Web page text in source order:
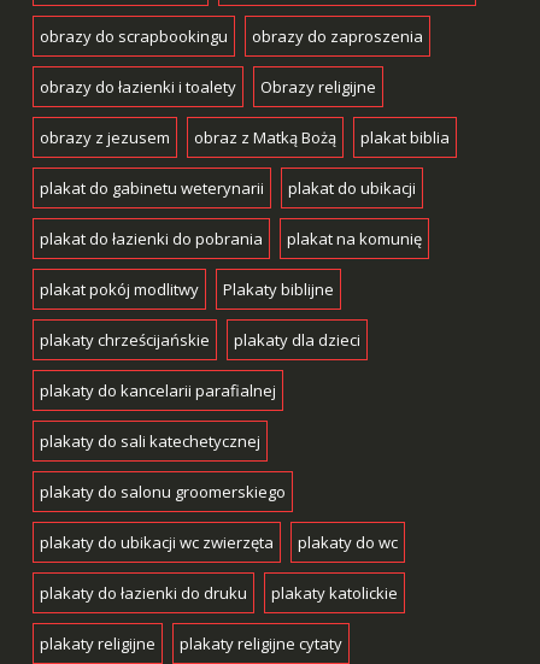
obrazy do scrapbookingu obrazy do zaproszenia
obrazy do łazienki i toalety Obrazy religijne
obrazy z jezusem obraz z Matką Bożą plakat biblia
plakat do gabinetu weterynarii plakat do ubikacji
plakat do łazienki do pobrania plakat na komunię
plakat pokój modlitwy Plakaty biblijne
plakaty chrześcijańskie plakaty dla dzieci
plakaty do kancelarii parafialnej
plakaty do sali katechetycznej
plakaty do salonu groomerskiego
plakaty do ubikacji wc zwierzęta plakaty do wc
plakaty do łazienki do druku plakaty katolickie
plakaty religijne plakaty religijne cytaty